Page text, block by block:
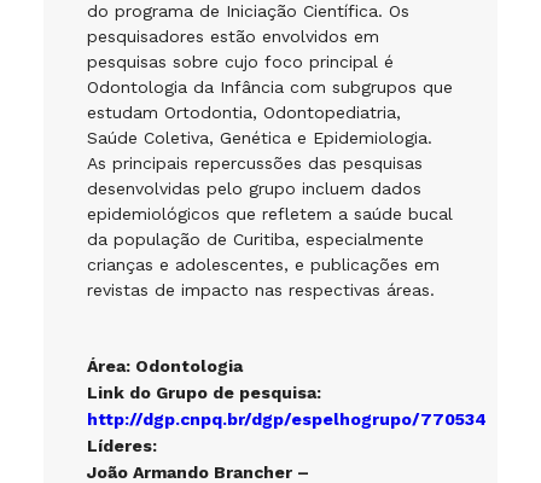
do programa de Iniciação Científica. Os
pesquisadores estão envolvidos em
pesquisas sobre cujo foco principal é
Odontologia da Infância com subgrupos que
estudam Ortodontia, Odontopediatria,
Saúde Coletiva, Genética e Epidemiologia.
As principais repercussões das pesquisas
desenvolvidas pelo grupo incluem dados
epidemiológicos que refletem a saúde bucal
da população de Curitiba, especialmente
crianças e adolescentes, e publicações em
revistas de impacto nas respectivas áreas.
Área: Odontologia
Link do Grupo de pesquisa:
http://dgp.cnpq.br/dgp/espelhogrupo/770534
Líderes:
João Armando Brancher –